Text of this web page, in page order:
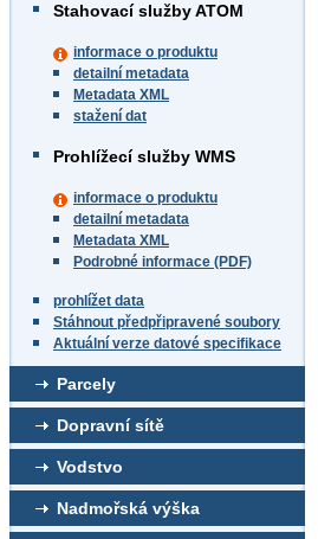
Stahovací služby ATOM
informace o produktu
detailní metadata
Metadata XML
stažení dat
Prohlížecí služby WMS
informace o produktu
detailní metadata
Metadata XML
Podrobné informace (PDF)
prohlížet data
Stáhnout předpřipravené soubory
Aktuální verze datové specifikace
Parcely
Dopravní sítě
Vodstvo
Nadmořská výška